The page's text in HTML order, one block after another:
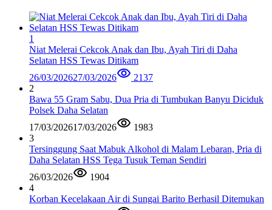
1
Niat Melerai Cekcok Anak dan Ibu, Ayah Tiri di Daha
Selatan HSS Tewas Ditikam
26/03/202627/03/2026
2137
2
Bawa 55 Gram Sabu, Dua Pria di Tumbukan Banyu Diciduk
Polsek Daha Selatan
17/03/202617/03/2026
1983
3
Tersinggung Saat Mabuk Alkohol di Malam Lebaran, Pria di
Daha Selatan HSS Tega Tusuk Teman Sendiri
26/03/2026
1904
4
Korban Kecelakaan Air di Sungai Barito Berhasil Ditemukan